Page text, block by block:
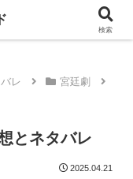
白い！
レ
宮廷劇
とネタバレ
2025.04.21
検索